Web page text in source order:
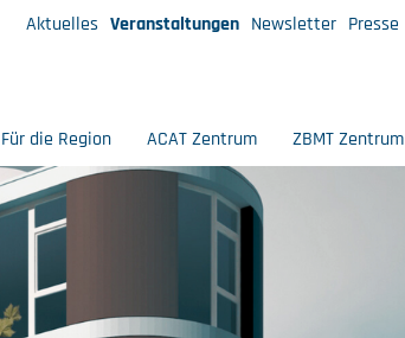
Aktuelles Veranstaltungen Newsletter Presse
Für die Region ACAT Zentrum ZBMT Zentrum